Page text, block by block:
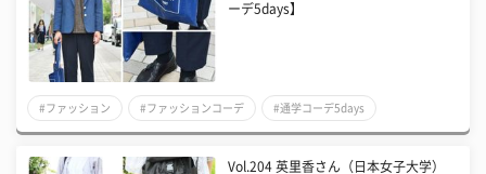
ーデ5days】
#ファッション #ファッションコーデ #通学コーデ5days
Vol.204 英里香さん（日本女子大学）